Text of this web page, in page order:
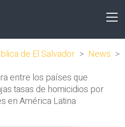
de El Salvador > News >
entre los países que
tasas de homicidios por
en América Latina